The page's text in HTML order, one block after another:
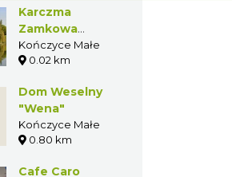
Karczma
Zamkowa
Kończyce Małe
Kończyce Małe
0.02 km
Dom Weselny
"Wena"
Kończyce Małe
0.80 km
Cafe Caro